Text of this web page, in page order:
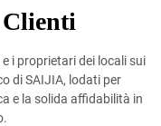
Clienti
i proprietari dei locali sui
di SAIJIA, lodati per
e la solida affidabilità in